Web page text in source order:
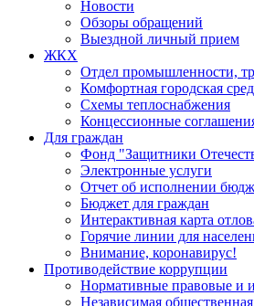
Новости
Обзоры обращений
Выездной личный прием
ЖКХ
Отдел промышленности,
Комфортная городская
Схемы теплоснабжения
Концессионные
Для граждан
Фонд "Защитники
Электронные услуги
Отчет об исполнении
Бюджет для граждан
Интерактивная карта
Горячие линии для
Внимание, коронавирус!
Противодействие коррупции
Нормативные правовые и
Независимая